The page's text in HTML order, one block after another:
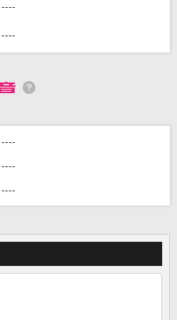
っと見る
・ランキングなど
----
----
----
----
----